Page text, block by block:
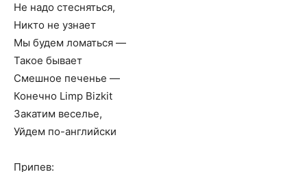
Не надо стесняться,
Никто не узнает
Мы будем ломаться —
Такое бывает
Смешное печенье —
Конечно Limp Bizkit
Закатим веселье,
Уйдем по-английски
Припев: